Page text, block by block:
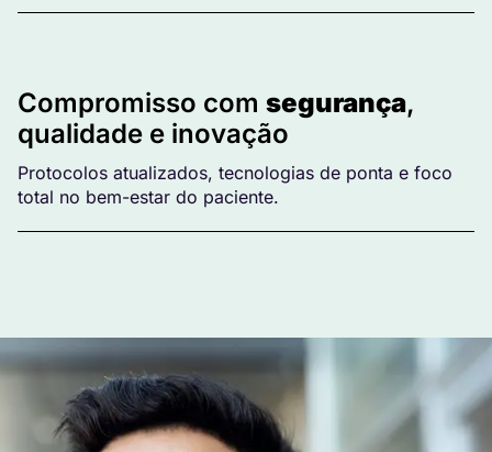
Compromisso com segurança,
qualidade e inovação
Protocolos atualizados, tecnologias de ponta e foco
total no bem-estar do paciente.